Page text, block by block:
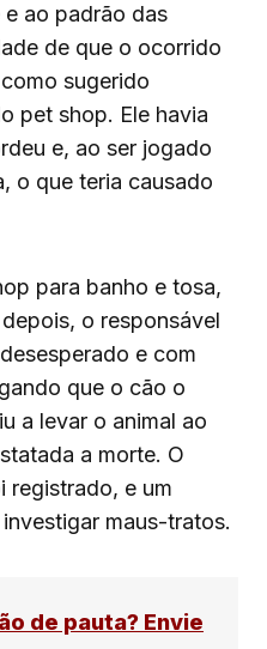
ao padrão das
de que o ocorrido
sugerido
pet shop. Ele havia
e, ao ser jogado
o que teria causado
para banho e tosa,
o responsável
e com
que o cão o
a levar o animal ao
a morte. O
registrado, e um
maus-tratos.
de pauta? Envie